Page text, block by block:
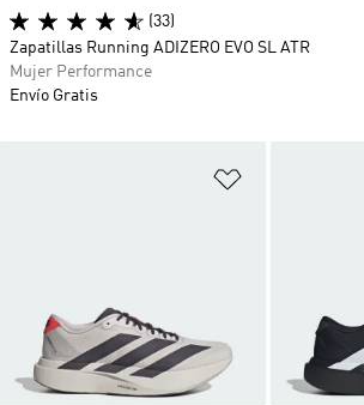
(33)
Zapatillas Running ADIZERO EVO SL ATR
Mujer Performance
Envío Gratis